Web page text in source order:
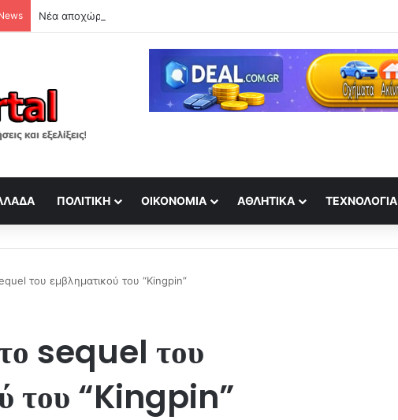
ΠΟΛΙΤΙΚΉ ΟΙΚΟΝΟΜΊΑ ΑΘΛΗΤΙΚΆ ΤΕΧΝΟΛΟΓΊΑ
του εμβληματικού του “Kingpin”
sequel του
του “Kingpin”